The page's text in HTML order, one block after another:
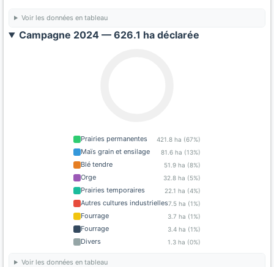
Voir les données en tableau
Campagne 2024 — 626.1 ha déclarée
Prairies permanentes 421.8 ha (67%)
Maïs grain et ensilage 81.6 ha (13%)
Blé tendre 51.9 ha (8%)
Orge 32.8 ha (5%)
Prairies temporaires 22.1 ha (4%)
Autres cultures industrielles7.5 ha (1%)
Fourrage 3.7 ha (1%)
Fourrage 3.4 ha (1%)
Divers 1.3 ha (0%)
Voir les données en tableau